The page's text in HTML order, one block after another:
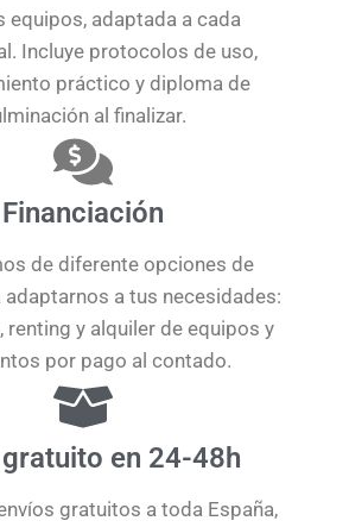
equipos, adaptada a cada
Incluye protocolos de uso,
práctico y diploma de
al finalizar.
Financiación
de diferente opciones de
a tus necesidades:
renting y alquiler de equipos y
por pago al contado.
en 24-48h
gratuitos a toda España,